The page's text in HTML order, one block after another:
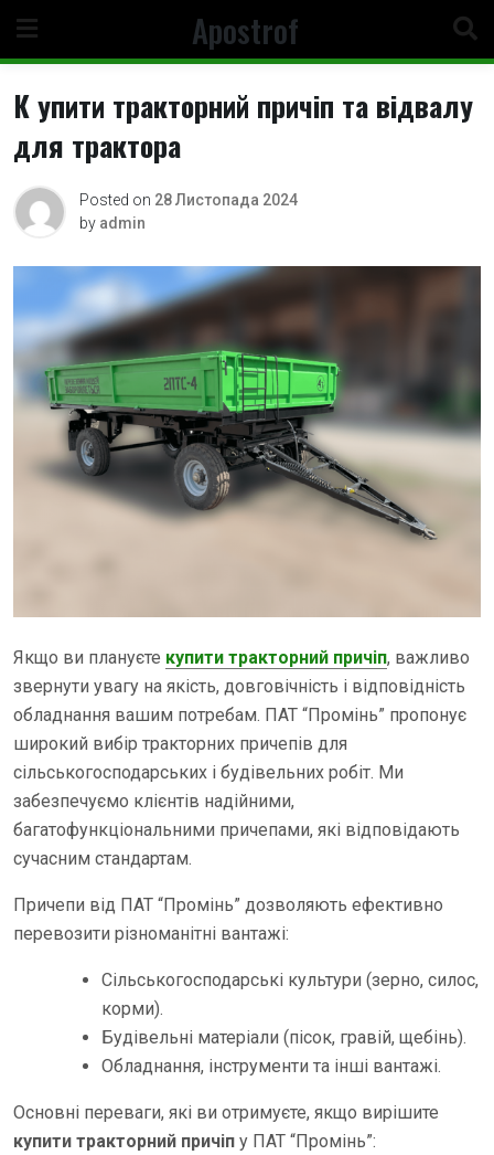
content
Apostrof
К упити тракторний причіп та відвалу
для трактора
Posted on 28 Листопада 2024
by admin
Якщо ви плануєте купити тракторний причіп, важливо
звернути увагу на якість, довговічність і відповідність
обладнання вашим потребам. ПАТ “Промінь” пропонує
широкий вибір тракторних причепів для
сільськогосподарських і будівельних робіт. Ми
забезпечуємо клієнтів надійними,
багатофункціональними причепами, які відповідають
сучасним стандартам.
Причепи від ПАТ “Промінь” дозволяють ефективно
перевозити різноманітні вантажі:
Сільськогосподарські культури (зерно, силос,
корми).
Будівельні матеріали (пісок, гравій, щебінь).
Обладнання, інструменти та інші вантажі.
Основні переваги, які ви отримуєте, якщо вирішите
купити тракторний причіп у ПАТ “Промінь”: